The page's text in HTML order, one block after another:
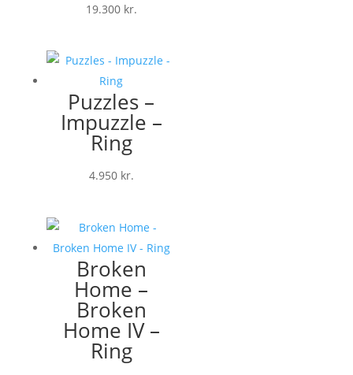
19.300 kr.
Puzzles –
Impuzzle –
Ring
4.950 kr.
Broken
Home –
Broken
Home IV –
Ring